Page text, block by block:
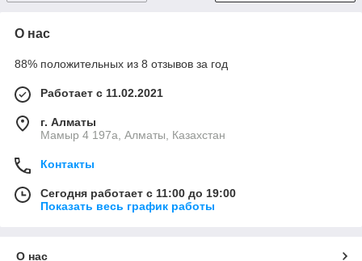
О нас
88% положительных из 8 отзывов за год
Работает с 11.02.2021
г. Алматы
Мамыр 4 197а, Алматы, Казахстан
Контакты
Сегодня работает с 11:00 до 19:00
Показать весь график работы
О нас